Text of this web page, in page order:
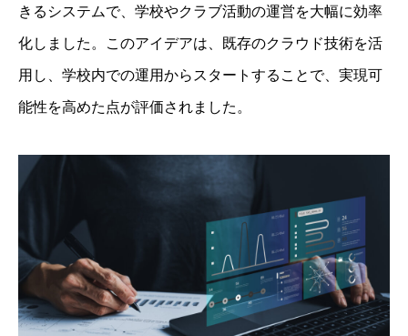
きるシステムで、学校やクラブ活動の運営を大幅に効率
化しました。このアイデアは、既存のクラウド技術を活
用し、学校内での運用からスタートすることで、実現可
能性を高めた点が評価されました。